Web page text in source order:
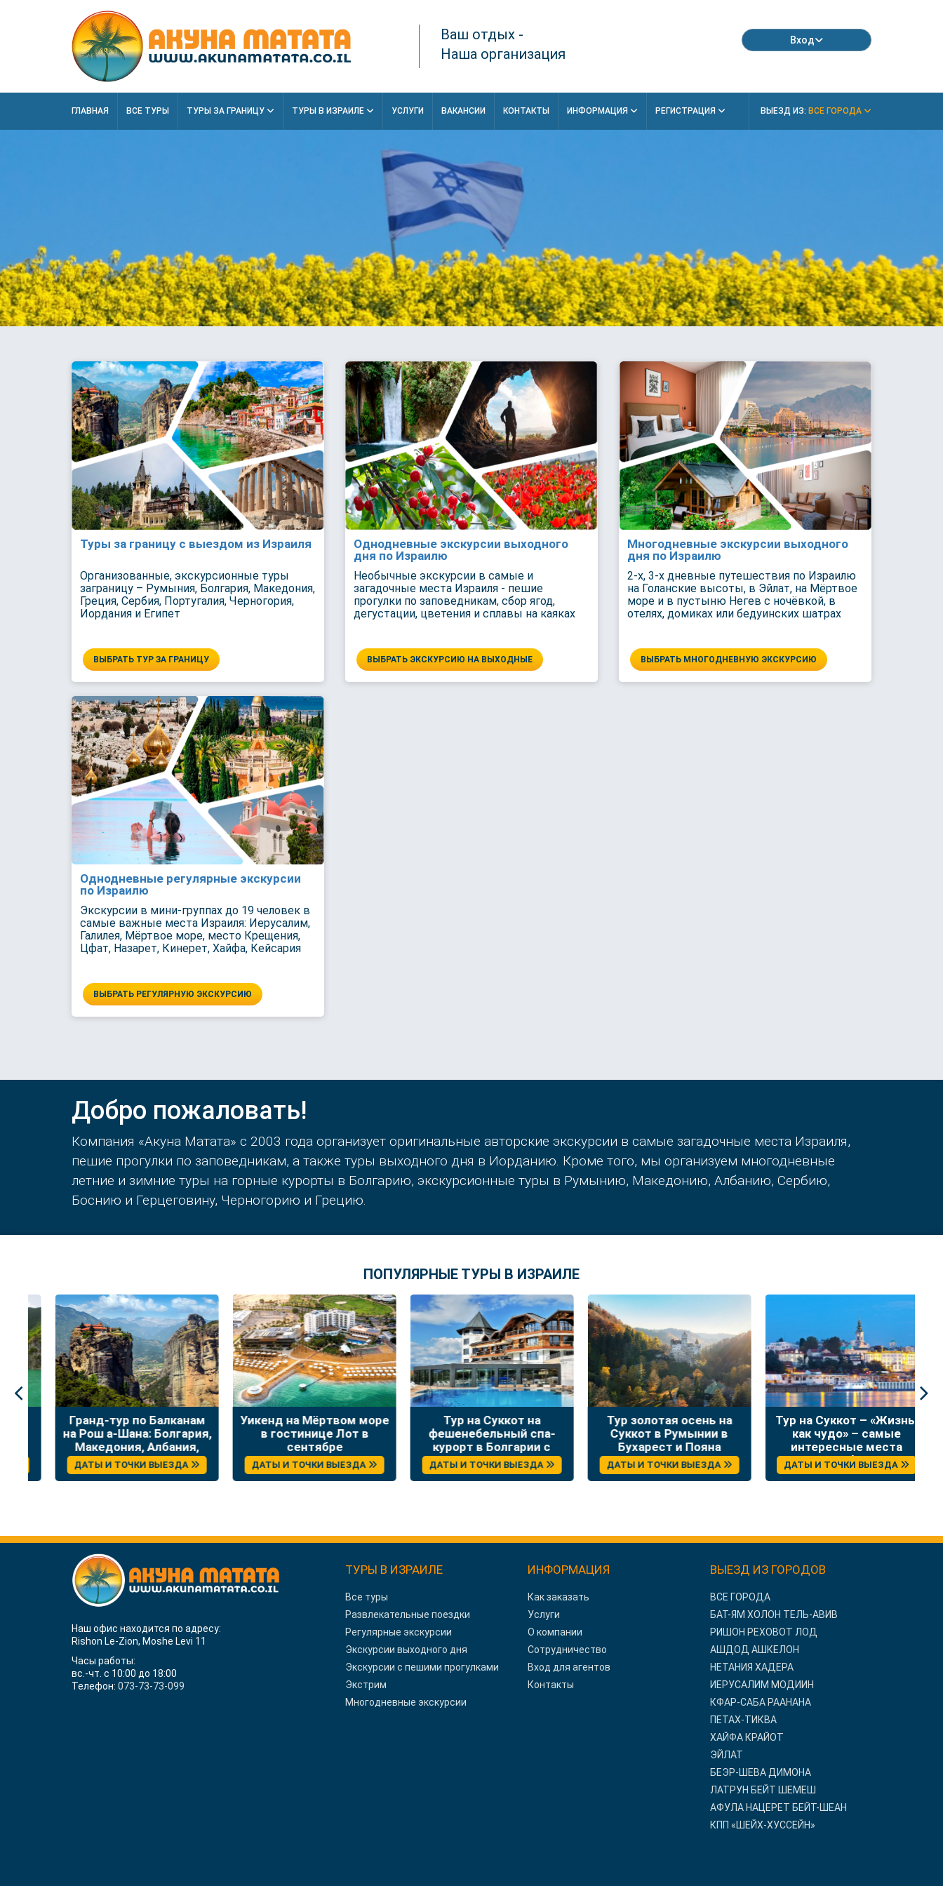
Ваш отдых -
Наша организация
Вход
ГЛАВНАЯ ВСЕ ТУРЫ ТУРЫ ЗА ГРАНИЦУ ТУРЫ В ИЗРАИЛЕ УСЛУГИ ВАКАНСИИ КОНТАКТЫ ИНФОРМАЦИЯ РЕГИСТРАЦИЯ ВЫЕЗД ИЗ: ВСЕ ГОРОДА
Туры за границу с выездом из Израиля
Организованные, экскурсионные туры
заграницу – Румыния, Болгария, Македония,
Греция, Сербия, Португалия, Черногория,
Иордания и Египет
ВЫБРАТЬ ТУР ЗА ГРАНИЦУ
Однодневные экскурсии выходного
дня по Израилю
Необычные экскурсии в самые и
загадочные места Израиля - пешие
прогулки по заповедникам, сбор ягод,
дегустации, цветения и сплавы на каяках
ВЫБРАТЬ ЭКСКУРСИЮ НА ВЫХОДНЫЕ
Многодневные экскурсии выходного
дня по Израилю
2-х, 3-х дневные путешествия по Израилю
на Голанские высоты, в Эйлат, на Мёртвое
море и в пустыню Негев с ночёвкой, в
отелях, домиках или бедуинских шатрах
ВЫБРАТЬ МНОГОДНЕВНУЮ ЭКСКУРСИЮ
Однодневные регулярные экскурсии
по Израилю
Экскурсии в мини-группах до 19 человек в
самые важные места Израиля: Иерусалим,
Галилея, Мёртвое море, место Крещения,
Цфат, Назарет, Кинерет, Хайфа, Кейсария
ВЫБРАТЬ РЕГУЛЯРНУЮ ЭКСКУРСИЮ
Добро пожаловать!
Компания «Акуна Матата» с 2003 года организует оригинальные авторские экскурсии в самые загадочные места Израиля,
пешие прогулки по заповедникам, а также туры выходного дня в Иорданию. Кроме того, мы организуем многодневные
летние и зимние туры на горные курорты в Болгарию, экскурсионные туры в Румынию, Македонию, Албанию, Сербию,
Боснию и Герцеговину, Черногорию и Грецию.
ПОПУЛЯРНЫЕ ТУРЫ В ИЗРАИЛЕ
Гранд-тур по Балканам
на Рош а-Шана: Болгария,
Македония, Албания,
Греция
ДАТЫ И ТОЧКИ ВЫЕЗДА
Уикенд на Мёртвом море
в гостинице Лот в
сентябре
ДАТЫ И ТОЧКИ ВЫЕЗДА
Тур на Суккот на
фешенебельный спа-
курорт в Болгарии с
отдыхом и экскурсиями
ДАТЫ И ТОЧКИ ВЫЕЗДА
Тур золотая осень на
Суккот в Румынии в
Бухарест и Пояна
Брашов
ДАТЫ И ТОЧКИ ВЫЕЗДА
Тур на Суккот – «Жизнь,
как чудо» – самые
интересные места
Сербии
ДАТЫ И ТОЧКИ ВЫЕЗДА
Наш офис находится по адресу:
Rishon Le-Zion, Moshe Levi 11
Часы работы:
вс.-чт. с 10:00 до 18:00
Телефон: 073-73-73-099
ТУРЫ В ИЗРАИЛЕ
Все туры
Развлекательные поездки
Регулярные экскурсии
Экскурсии выходного дня
Экскурсии с пешими прогулками
Экстрим
Многодневные экскурсии
ИНФОРМАЦИЯ
Как заказать
Услуги
О компании
Сотрудничество
Вход для агентов
Контакты
ВЫЕЗД ИЗ ГОРОДОВ
ВСЕ ГОРОДА
БАТ-ЯМ ХОЛОН ТЕЛЬ-АВИВ
РИШОН РЕХОВОТ ЛОД
АШДОД АШКЕЛОН
НЕТАНИЯ ХАДЕРА
ИЕРУСАЛИМ МОДИИН
КФАР-САБА РААНАНА
ПЕТАХ-ТИКВА
ХАЙФА КРАЙОТ
ЭЙЛАТ
БЕЭР-ШЕВА ДИМОНА
ЛАТРУН БЕЙТ ШЕМЕШ
АФУЛА НАЦЕРЕТ БЕЙТ-ШЕАН
КПП «ШЕЙХ-ХУССЕЙН»